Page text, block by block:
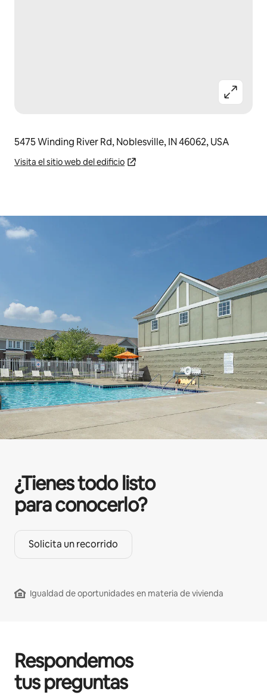
5475 Winding River Rd, Noblesville, IN 46062, USA
Visita el sitio web del edificio
¿Tienes todo listo
para conocerlo?
Solicita un recorrido
Igualdad de oportunidades en materia de vivienda
Respondemos
tus preguntas